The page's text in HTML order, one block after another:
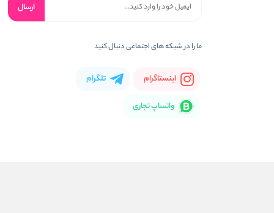
ارسال
ما را در شبکه های اجتماعی دنبال کنید
اینستاگرام تلگرام
واتساپ تجاری